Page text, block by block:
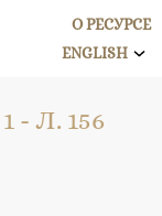
О РЕСУРСЕ
ENGLISH
- Л. 156